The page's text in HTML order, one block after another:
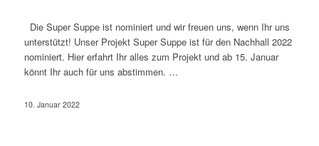
Die Super Suppe ist nominiert und wir freuen uns, wenn Ihr uns
unterstützt! Unser Projekt Super Suppe ist für den Nachhall 2022
nominiert. Hier erfahrt Ihr alles zum Projekt und ab 15. Januar
könnt Ihr auch für uns abstimmen. …
10. Januar 2022